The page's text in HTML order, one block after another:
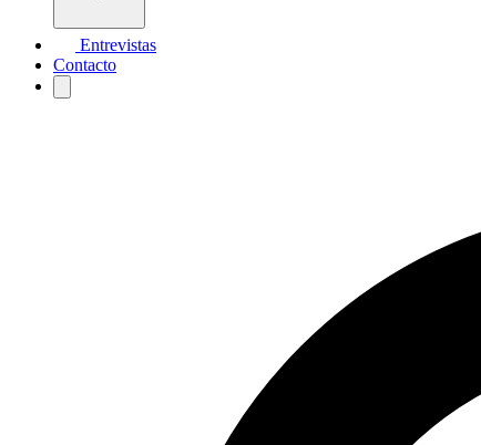
Entrevistas
Contacto